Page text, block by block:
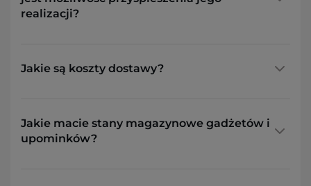
realizacji?
Jakie są koszty dostawy?
Jakie macie stany magazynowe gadżetów i
upominków?